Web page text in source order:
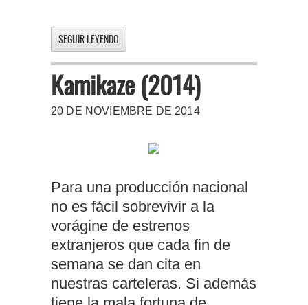
SEGUIR LEYENDO
Kamikaze (2014)
20 DE NOVIEMBRE DE 2014
Para una producción nacional
no es fácil sobrevivir a la
vorágine de estrenos
extranjeros que cada fin de
semana se dan cita en
nuestras carteleras. Si además